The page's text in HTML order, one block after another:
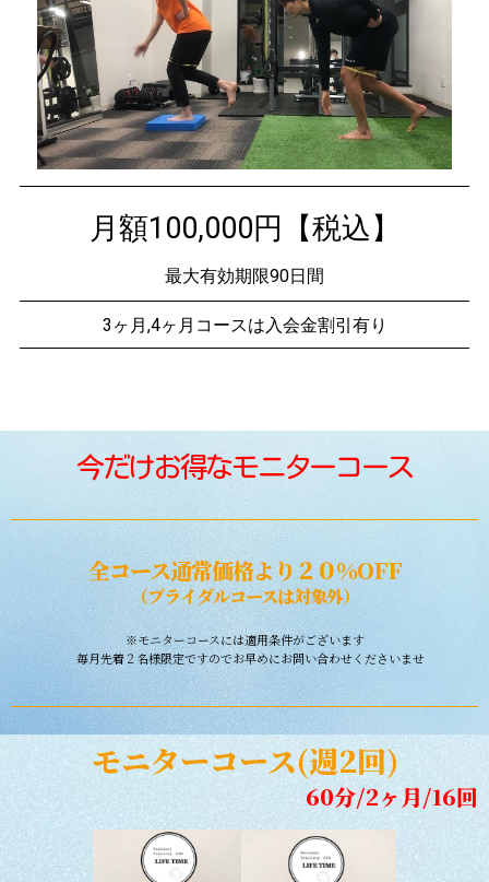
月額100,000円【税込】
最大有効期限90日間
3ヶ月,4ヶ月コースは入会金割引有り
今だけお得なモニターコース
全コース通常価格より２０%OFF
（ブライダルコースは対象外）
※モニターコースには適用条件がございます
毎月先着２名様限定ですのでお早めにお問い合わせくださいませ
モニターコース(週2回)
60分/2ヶ月/16回